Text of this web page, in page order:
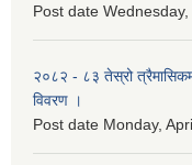
Post date
२०८२ - ८३ तेस्रो त्रैमासिकमा
विवरण ।
Post date Monday,